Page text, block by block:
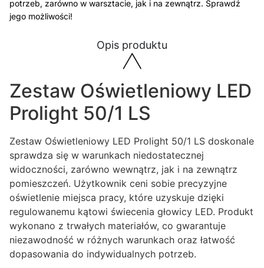
potrzeb, zarówno w warsztacie, jak i na zewnątrz. Sprawdź
jego możliwości!
Opis produktu
Zestaw Oświetleniowy LED
Prolight 50/1 LS
Zestaw Oświetleniowy LED Prolight 50/1 LS doskonale
sprawdza się w warunkach niedostatecznej
widoczności, zarówno wewnątrz, jak i na zewnątrz
pomieszczeń. Użytkownik ceni sobie precyzyjne
oświetlenie miejsca pracy, które uzyskuje dzięki
regulowanemu kątowi świecenia głowicy LED. Produkt
wykonano z trwałych materiałów, co gwarantuje
niezawodność w różnych warunkach oraz łatwość
dopasowania do indywidualnych potrzeb.